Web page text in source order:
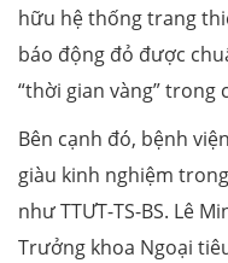
hữu hệ thống trang
báo động đỏ được
“thời gian vàng” trong
Bên cạnh đó, bệnh
giàu kinh nghiệm
như TTƯT-TS-BS. Lê
Trưởng khoa Ngoại